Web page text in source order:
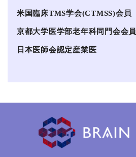
米国臨床TMS学会(CTMSS)会員
京都大学医学部老年科同門会会員
日本医師会認定産業医